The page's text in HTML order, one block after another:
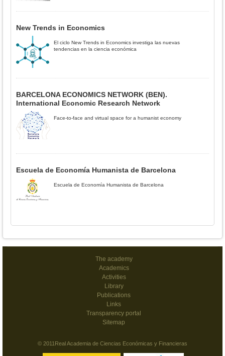
New Trends in Economics
El ciclo New Trends in Economics investiga las nuevas
tendencias en la ciencia económica
BARCELONA ECONOMICS NETWORK (BEN).
International Economic Research Network
Face-to-face and virtual space for a humanist economy
Escuela de Economía Humanista de Barcelona
Escuela de Economía Humanista de Barcelona
The academy
Academics
Activities
Library
Publications
Links
Transparency portal
Sitemap
© 2011Real Academia de Ciencias Económicas y Financieras